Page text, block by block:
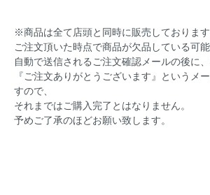
※商品は全て店頭と同時に販売しております
ご注文頂いた時点で商品が欠品している可能
自動で送信されるご注文確認メールの後に
『ご注文ありがとうございます』というメ
すので、
それまではご購入完了とはなりません。
予めご了承のほどお願い致します。